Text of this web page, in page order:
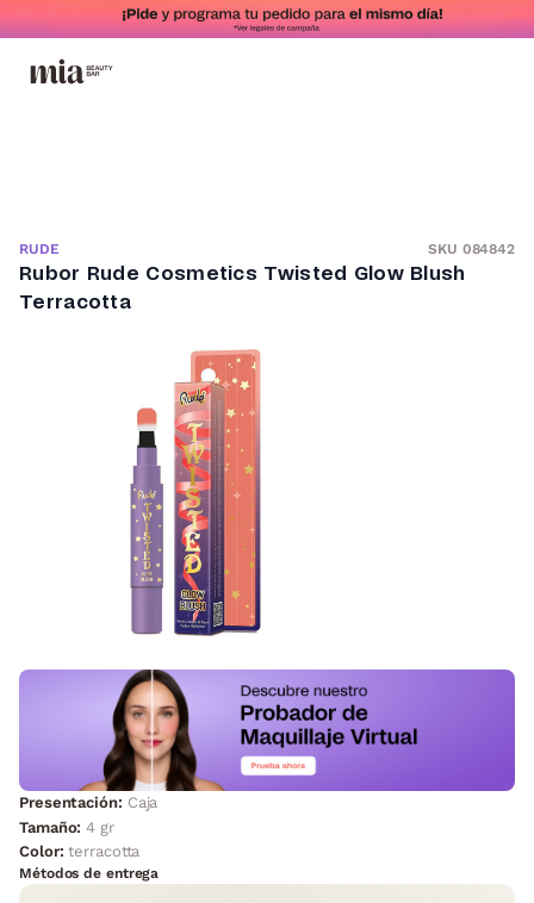
RUDE SKU 084842
Rubor Rude Cosmetics Twisted Glow Blush
Terracotta
Presentación: Caja
Tamaño:4 gr
Color:terracotta
Métodos de entrega